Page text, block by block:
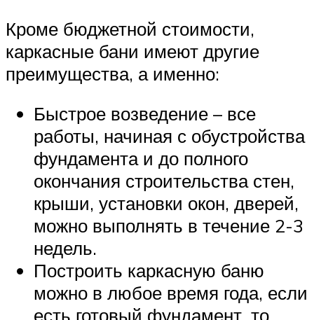
Кроме бюджетной стоимости,
каркасные бани имеют другие
преимущества, а именно:
Быстрое возведение – все
работы, начиная с обустройства
фундамента и до полного
окончания строительства стен,
крыши, установки окон, дверей,
можно выполнять в течение 2-3
недель.
Построить каркасную баню
можно в любое время года, если
есть готовый фундамент, то